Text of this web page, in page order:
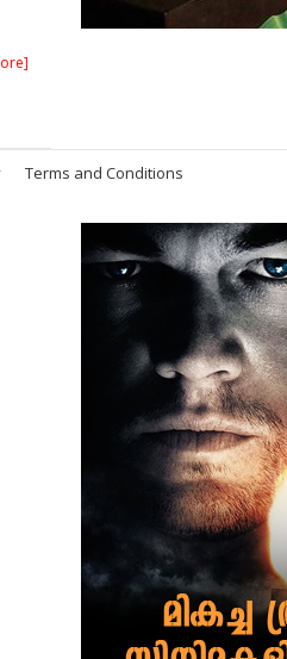
Terms and Conditions